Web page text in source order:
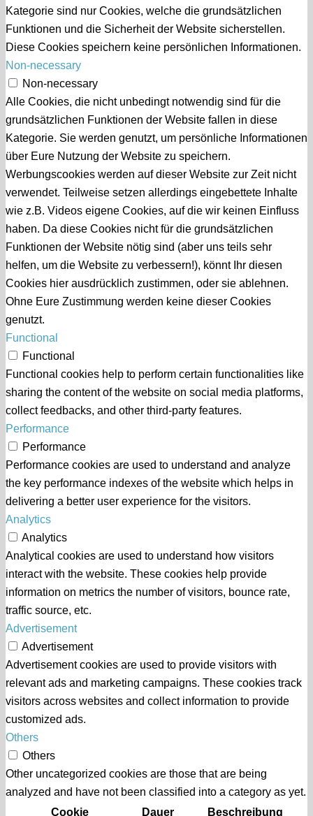
Kategorie sind nur Cookies, welche die grundsätzlichen
Funktionen und die Sicherheit der Website sicherstellen.
Diese Cookies speichern keine persönlichen Informationen.
Non-necessary
Non-necessary
Alle Cookies, die nicht unbedingt notwendig sind für die
grundsätzlichen Funktionen der Website fallen in diese
Kategorie. Sie werden genutzt, um persönliche Informationen
über Eure Nutzung der Website zu speichern.
Werbungscookies werden auf dieser Website zur Zeit nicht
verwendet. Teilweise setzen allerdings eingebettete Inhalte
wie z.B. Videos eigene Cookies, auf die wir keinen Einfluss
haben. Da diese Cookies nicht für die grundsätzlichen
Funktionen der Website nötig sind (aber uns teils sehr
helfen, um die Website zu verbessern!), könnt Ihr diesen
Cookies hier ausdrücklich zustimmen, oder sie ablehnen.
Ohne Eure Zustimmung werden keine dieser Cookies
genutzt.
Functional
Functional
Functional cookies help to perform certain functionalities like
sharing the content of the website on social media platforms,
collect feedbacks, and other third-party features.
Performance
Performance
Performance cookies are used to understand and analyze
the key performance indexes of the website which helps in
delivering a better user experience for the visitors.
Analytics
Analytics
Analytical cookies are used to understand how visitors
interact with the website. These cookies help provide
information on metrics the number of visitors, bounce rate,
traffic source, etc.
Advertisement
Advertisement
Advertisement cookies are used to provide visitors with
relevant ads and marketing campaigns. These cookies track
visitors across websites and collect information to provide
customized ads.
Others
Others
Other uncategorized cookies are those that are being
analyzed and have not been classified into a category as yet.
Cookie
Dauer Beschreibung